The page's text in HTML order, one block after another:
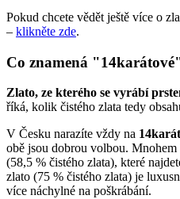
Pokud chcete vědět ještě více o
– klikněte zde.
Co znamená
Zlato, ze kterého se vyrábí
říká, kolik čistého zlata tedy
V Česku narazíte vždy na
obě jsou dobrou volbou.
(58,5 % čistého zlata), které
zlato (75 % čistého zlata) je
více náchylné na poškrábání.